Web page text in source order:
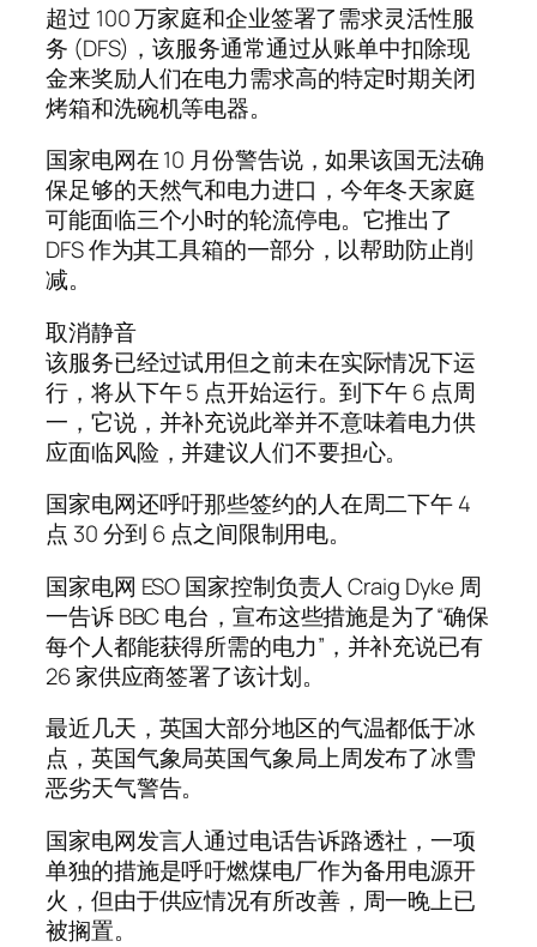
超过 100 万家庭和企业签署了需求灵活性服
务 (DFS)，该服务通常通过从账单中扣除现
金来奖励人们在电力需求高的特定时期关闭
烤箱和洗碗机等电器。
国家电网在 10 月份警告说，如果该国无法确
保足够的天然气和电力进口，今年冬天家庭
可能面临三个小时的轮流停电。它推出了
DFS 作为其工具箱的一部分，以帮助防止削
减。
取消静音
该服务已经过试用但之前未在实际情况下运
行，将从下午 5 点开始运行。到下午 6 点周
一，它说，并补充说此举并不意味着电力供
应面临风险，并建议人们不要担心。
国家电网还呼吁那些签约的人在周二下午 4
点 30 分到 6 点之间限制用电。
国家电网 ESO 国家控制负责人 Craig Dyke 周
一告诉 BBC 电台，宣布这些措施是为了“确保
每个人都能获得所需的电力”，并补充说已有
26 家供应商签署了该计划。
最近几天，英国大部分地区的气温都低于冰
点，英国气象局英国气象局上周发布了冰雪
恶劣天气警告。
国家电网发言人通过电话告诉路透社，一项
单独的措施是呼吁燃煤电厂作为备用电源开
火，但由于供应情况有所改善，周一晚上已
被搁置。